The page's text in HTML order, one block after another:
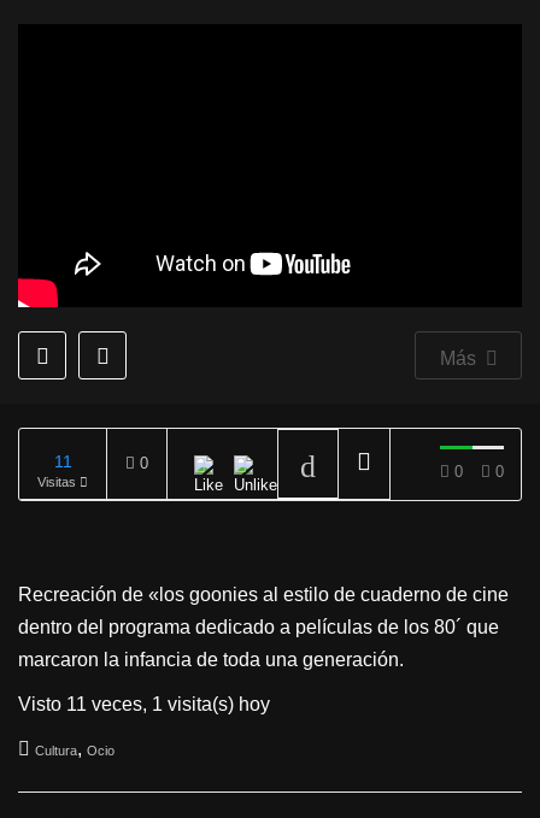
Más
11
Visitas
0 0 0
Recreación de «los goonies al estilo de cuaderno de cine
dentro del programa dedicado a películas de los 80´ que
marcaron la infancia de toda una generación.
Visto 11 veces, 1 visita(s) hoy
Cultura, Ocio